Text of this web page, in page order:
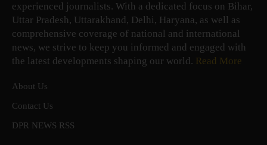
experienced journalists. With a dedicated focus on Bihar,
Uttar Pradesh, Uttarakhand, Delhi, Haryana, as well as
comprehensive coverage of national and international
news, we strive to keep you informed and engaged with
the latest developments shaping our world. Read More
About Us
Contact Us
DPR NEWS RSS